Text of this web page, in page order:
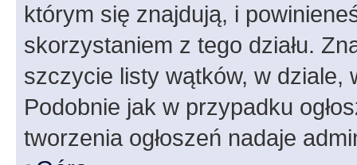
którym się znajdują, i
skorzystaniem z tego działu.
szczycie listy wątków, w dziale,
Podobnie jak w przypadku
tworzenia ogłoszeń nadaje